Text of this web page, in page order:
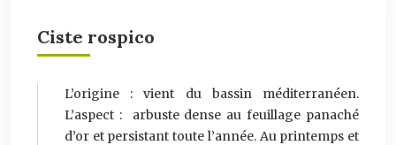
Ciste rospico
L’origine : vient du bassin méditerranéen.
L’aspect : arbuste dense au feuillage panaché
d’or et persistant toute l’année. Au printemps et